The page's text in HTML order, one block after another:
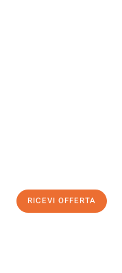
RICEVI OFFERTA